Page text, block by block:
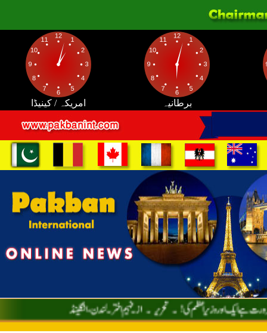
امریکہ / کینیڈا برطانیہ